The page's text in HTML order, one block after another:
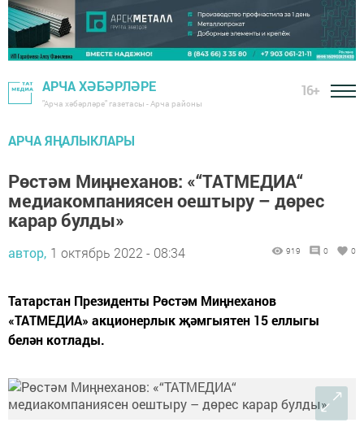
АРЧА ХӘБӘРЛӘРЕ
"Арча хәбәрләре" газетасы - Арча районы
16+
АРЧА ЯҢАЛЫКЛАРЫ
Рөстәм Миңнеханов: «“ТАТМЕДИА“
медиакомпаниясен оештыру – дөрес
карар булды»
автор, 1 октябрь 2022 - 08:34 919 0 0
Татарстан Президенты Рөстәм Миңнеханов
«ТАТМЕДИА» акционерлык җәмгыятен 15 еллыгы
белән котлады.